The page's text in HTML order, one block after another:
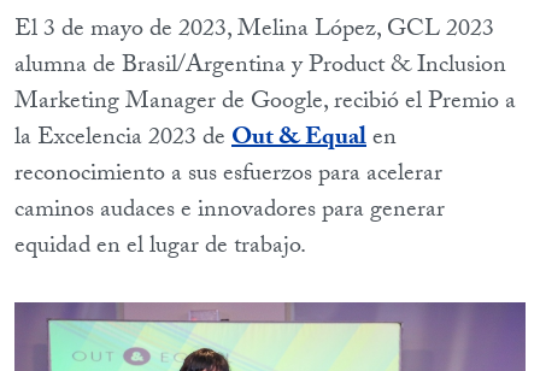
El 3 de mayo de 2023, Melina López, GCL 2023
alumna de Brasil/Argentina y Product & Inclusion
Marketing Manager de Google, recibió el Premio a
la Excelencia 2023 deOut & Equalen
reconocimiento a sus esfuerzos para acelerar
caminos audaces e innovadores para generar
equidad en el lugar de trabajo.